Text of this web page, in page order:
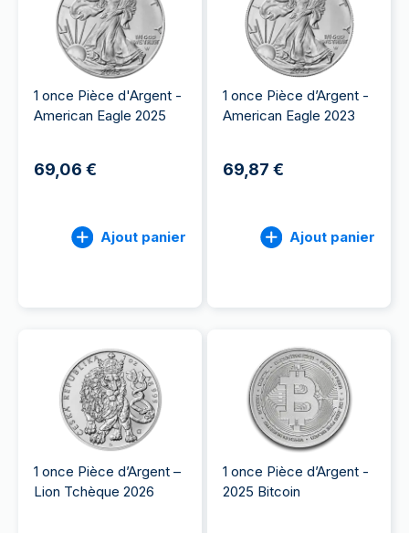
1 once Pièce d'Argent -
American Eagle 2025
69,06 €
Ajout panier
1 once Pièce d’Argent -
American Eagle 2023
69,87 €
Ajout panier
1 once Pièce d’Argent –
Lion Tchèque 2026
1 once Pièce d’Argent -
2025 Bitcoin